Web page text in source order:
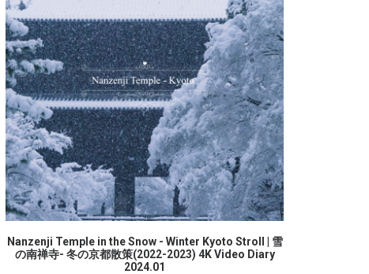
続きを読む
Nanzenji Temple in the Snow - Winter Kyoto Stroll | 雪
の南禅寺- 冬の京都散策(2022-2023) 4K Video Diary
2024.01